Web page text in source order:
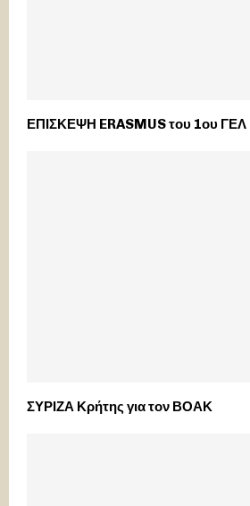
ΕΠΙΣΚΕΨΗ ERASMUS του 1ου ΓΕΛ
ΣΥΡΙΖΑ Κρήτης για τον ΒΟΑΚ